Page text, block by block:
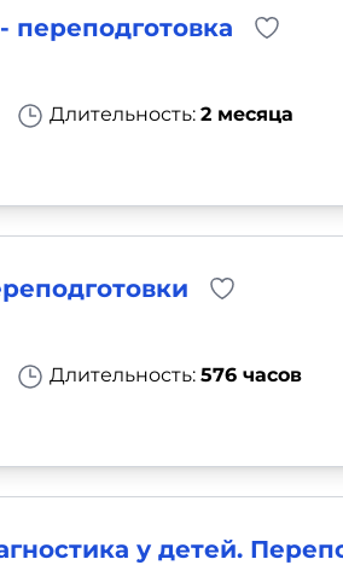
переподготовка
Длительность: 2 месяца
Длительность: 576 часов
у детей.